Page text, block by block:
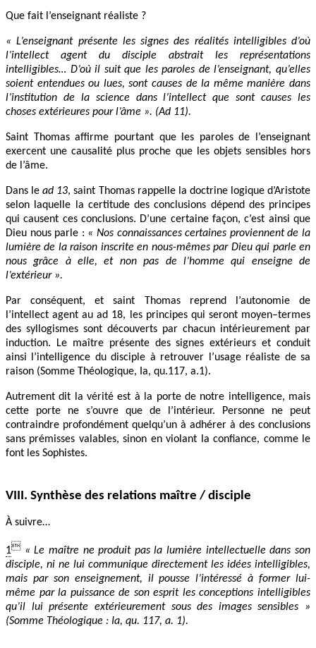
Que fait l’enseignant réaliste ?
« L’enseignant présente les signes des réalités intelligibles d’où
l’intellect agent du disciple abstrait les représentations
intelligibles… D’où il suit que les paroles de l’enseignant, qu’elles
soient entendues ou lues, sont causes de la même manière dans
l’institution de la science dans l’intellect que sont causes les
choses extérieures pour l’âme ». (Ad 11).
Saint Thomas affirme pourtant que les paroles de l’enseignant
exercent une causalité plus proche que les objets sensibles hors
de l’âme.
Dans lead 13, saint Thomas rappelle la doctrine logique d’Aristote
selon laquelle la certitude des conclusions dépend des principes
qui causent ces conclusions. D’une certaine façon, c’est ainsi que
Dieu nous parle : « Nos connaissances certaines proviennent de la
lumière de la raison inscrite en nous-mêmes par Dieu qui parle en
nous grâce à elle, et non pas de l’homme qui enseigne de
l’extérieur ».
Par conséquent, et saint Thomas reprend l’autonomie de
l’intellect agent au ad 18, les principes qui seront moyen–termes
des syllogismes sont découverts par chacun intérieurement par
induction. Le maître présente des signes extérieurs et conduit
ainsi l’intelligence du disciple à retrouver l’usage réaliste de sa
raison (Somme Théologique, Ia, qu.117, a.1).
Autrement dit la vérité est à la porte de notre intelligence, mais
cette porte ne s’ouvre que de l’intérieur. Personne ne peut
contraindre profondément quelqu’un à adhérer à des conclusions
sans prémisses valables, sinon en violant la confiance, comme le
font les Sophistes.
VIII. Synthèse des relations maître / disciple
À suivre…
1 « Le maître ne produit pas la lumière intellectuelle dans son
disciple, ni ne lui communique directement les idées intelligibles,
mais par son enseignement, il pousse l’intéressé à former lui-
même par la puissance de son esprit les conceptions intelligibles
qu’il lui présente extérieurement sous des images sensibles »
(Somme Théologique : Ia, qu. 117, a. 1).